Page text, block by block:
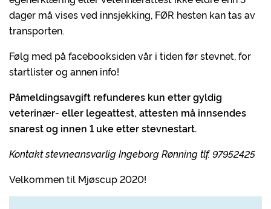
dager må vises ved innsjekking, FØR hesten kan tas av
transporten.
Følg med på facebooksiden vår i tiden før stevnet, for
startlister og annen info!
Påmeldingsavgift refunderes kun etter gyldig
veterinær- eller legeattest, attesten må innsendes
snarest og innen 1 uke etter stevnestart.
Kontakt stevneansvarlig Ingeborg Rønning tlf. 97952425
Velkommen til Mjøscup 2020!